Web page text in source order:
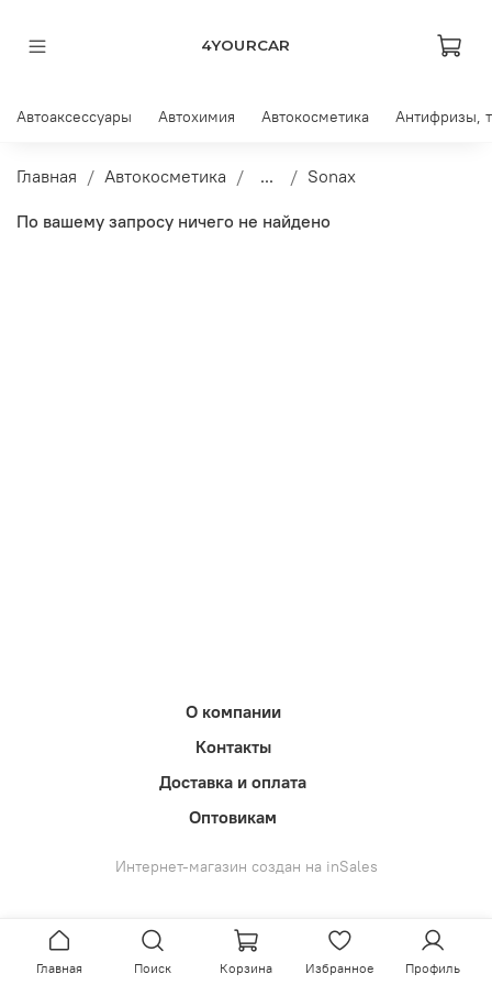
4YOURCAR
Автоаксессуары Автохимия Автокосметика Антифризы,
Главная Автокосметика ... Sonax
По вашему запросу ничего не найдено
О компании
Контакты
Доставка и оплата
Оптовикам
Интернет-магазин создан на inSales
Главная Поиск Корзина Избранное Профиль